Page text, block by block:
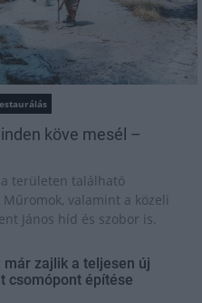
köve mesél –
területen található
valamint a közeli
János híd és szobor is.
már zajlik a teljesen új
csomópont építése